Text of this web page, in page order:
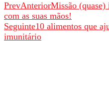
PrevAnteriorMissão
com as suas mãos!
Seguinte10 alimentos que
imunitário